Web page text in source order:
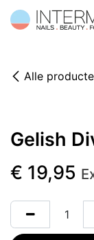
Overslaan naar
Alle
Gelish
€ 19,95